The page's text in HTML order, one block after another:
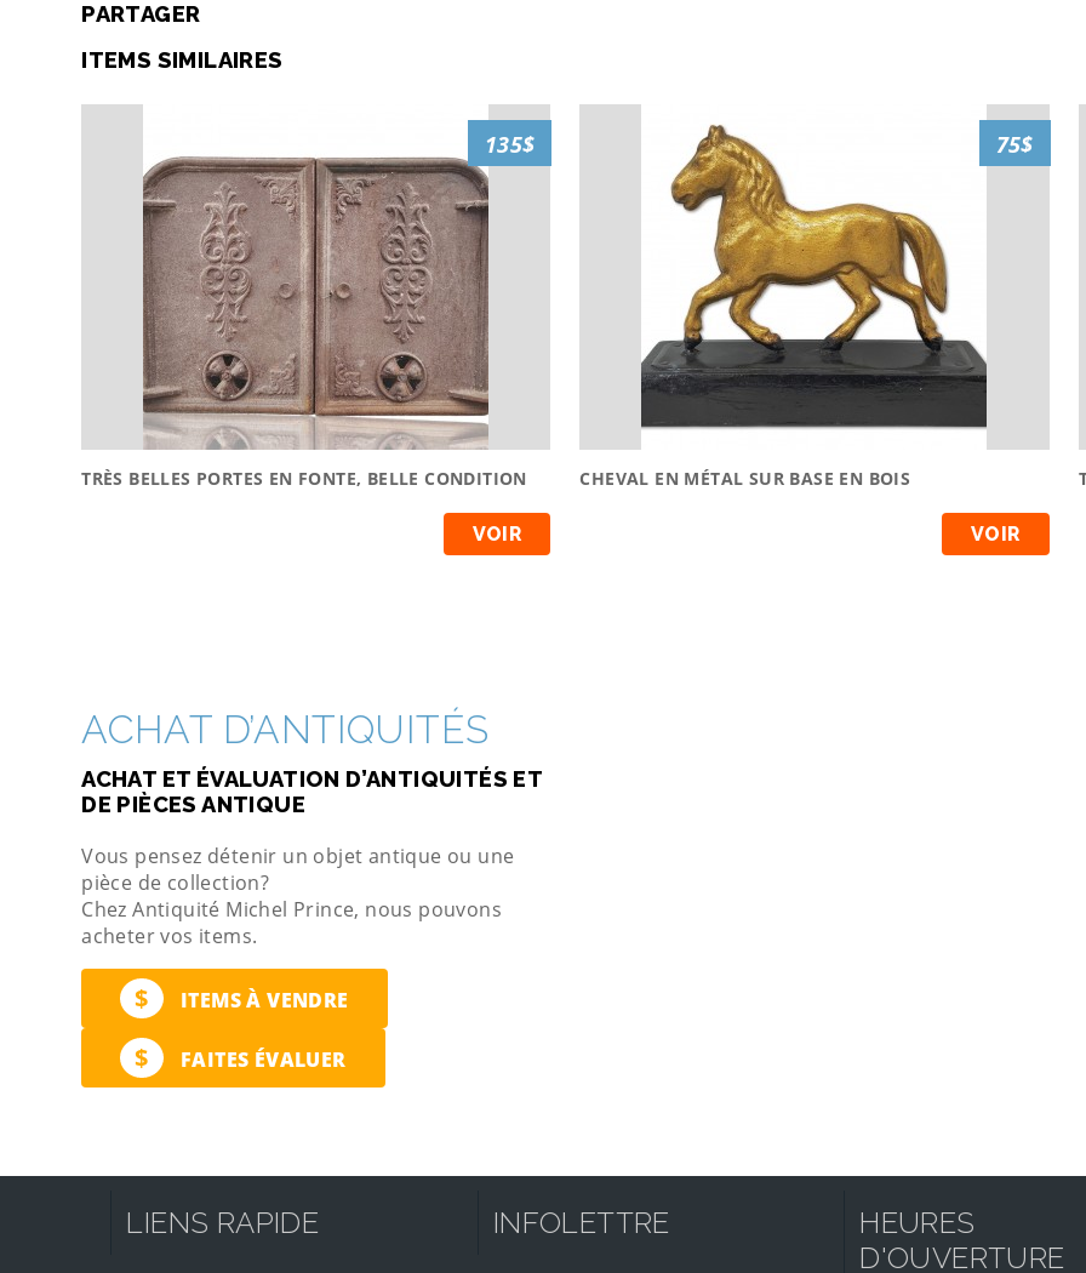
PARTAGER
ITEMS SIMILAIRES
TRÈS BELLES PORTES EN FONTE, BELLE CONDITION
VOIR
135$
CHEVAL EN MÉTAL SUR BASE EN BOIS
VOIR
75$
ACHAT D’ANTIQUITÉS
ACHAT ET ÉVALUATION D’ANTIQUITÉS ET
DE PIÈCES ANTIQUE
Vous pensez détenir un objet antique ou une
pièce de collection?
Chez Antiquité Michel Prince, nous pouvons
acheter vos items.
$ ITEMS À VENDRE
$ FAITES ÉVALUER
LIENS RAPIDE INFOLETTRE
HEURES
D'OUVERTURE